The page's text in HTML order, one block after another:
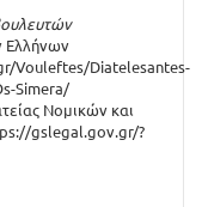
Ελλήνων
Vouleftes/Diatelesantes-
Simera/
Νομικών και
gslegal.gov.gr/?